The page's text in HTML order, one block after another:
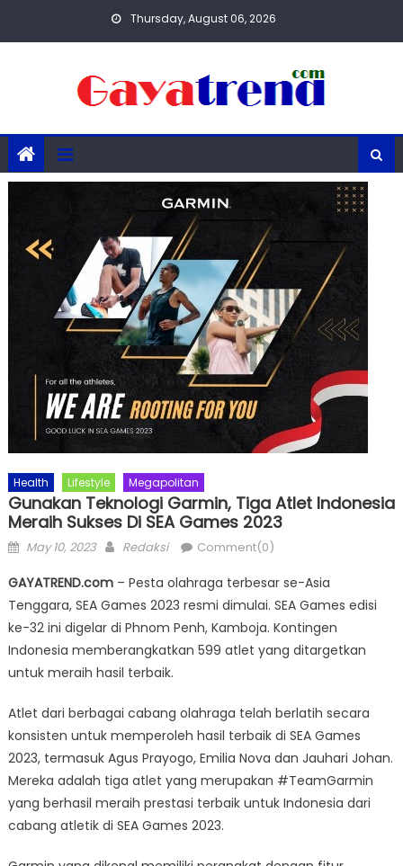
Thursday, August 06, 2026
Health Lifestyle Megapolitan
Gunakan Teknologi Garmin, Tiga Atlet Indonesia
Meraih Sukses Di SEA Games 2023
Posted
May 10, 2023 Author
Redaksi Comment(0)
GAYATREND.com– Pesta olahraga terbesar se-Asia
Tenggara, SEA Games 2023 resmi dimulai. SEA Games edisi
ke-32 ini digelar di Phnom Penh, Kamboja. Kontingen
Indonesia memberangkatkan 599 atlet yang ditargetkan
untuk meraih hasil terbaik.
Atlet dari berbagai cabang olahraga telah berlatih secara
konsisten untuk memperoleh hasil terbaik di SEA Games
2023, termasuk Agus Prayogo, Emilia Nova dan Jauhari Johan.
Mereka adalah tiga atlet yang merupakan #TeamGarmin
yang berhasil meraih prestasi terbaik untuk Indonesia dari
cabang atletik di SEA Games 2023.